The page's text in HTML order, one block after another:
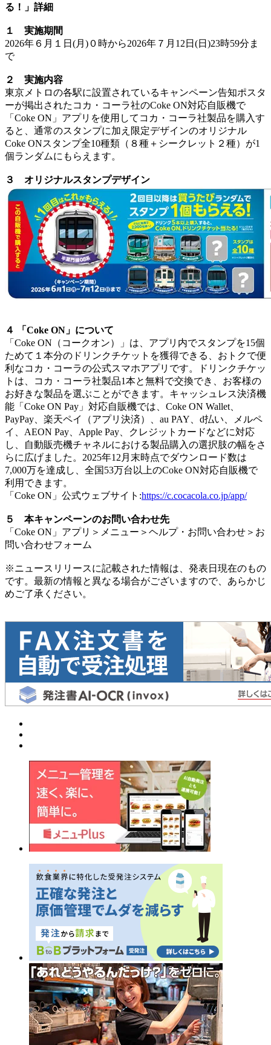
る！」詳細
１ 実施期間
2026年６月１日(月)０時から2026年７月12日(日)23時59分ま
で
２ 実施内容
東京メトロの各駅に設置されているキャンペーン告知ポスタ
ーが掲出されたコカ・コーラ社のCoke ON対応自販機で
「Coke ON」アプリを使用してコカ・コーラ社製品を購入す
ると、通常のスタンプに加え限定デザインのオリジナル
Coke ONスタンプ全10種類（８種＋シークレット２種）が1
個ランダムにもらえます。
３ オリジナルスタンプデザイン
４ 「Coke ON」について
「Coke ON（コークオン）」は、アプリ内でスタンプを15個
ためて１本分のドリンクチケットを獲得できる、おトクで便
利なコカ・コーラの公式スマホアプリです。ドリンクチケッ
トは、コカ・コーラ社製品1本と無料で交換でき、お客様の
お好きな製品を選ぶことができます。キャッシュレス決済機
能「Coke ON Pay」対応自販機では、Coke ON Wallet、
PayPay、楽天ペイ（アプリ決済）、au PAY、d払い、メルペ
イ、AEON Pay、Apple Pay、クレジットカードなどに対応
し、自動販売機チャネルにおける製品購入の選択肢の幅をさ
らに広げました。2025年12月末時点でダウンロード数は
7,000万を達成し、全国53万台以上のCoke ON対応自販機で
利用できます。
「Coke ON」公式ウェブサイト:https://c.cocacola.co.jp/app/
５ 本キャンペーンのお問い合わせ先
「Coke ON」アプリ＞メニュー＞ヘルプ・お問い合わせ＞お
問い合わせフォーム
※ニュースリリースに記載された情報は、発表日現在のもの
です。最新の情報と異なる場合がございますので、あらかじ
めご了承ください。